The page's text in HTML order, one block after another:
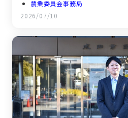
農業委員会事務局
議会事務局
選挙管理委員会事務局
2026/07/10